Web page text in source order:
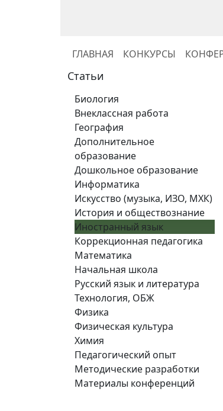
ГЛАВНАЯ КОНКУРСЫ
Статьи
Биология
Внеклассная работа
География
Дополнительное
образование
Дошкольное образование
Информатика
Искусство (музыка, ИЗО, МХК)
История и обществознание
Иностранный язык
Коррекционная педагогика
Математика
Начальная школа
Русский язык и литература
Технология, ОБЖ
Физика
Физическая культура
Химия
Педагогический опыт
Методические разработки
Материалы конференций